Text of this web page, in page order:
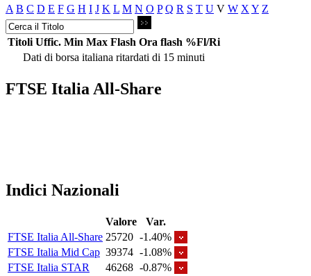
A B C D E F G H I J K L M N O P Q R S T U V W X Y Z
Titoli Uffic. Min Max Flash Ora flash %Fl/Ri
Dati di borsa italiana ritardati di 15 minuti
FTSE Italia All-Share
Indici Nazionali
Valore
Var.
FTSE Italia All-Share 25720 -1.40%
FTSE Italia Mid Cap 39374 -1.08%
FTSE Italia STAR
46268 -0.87%